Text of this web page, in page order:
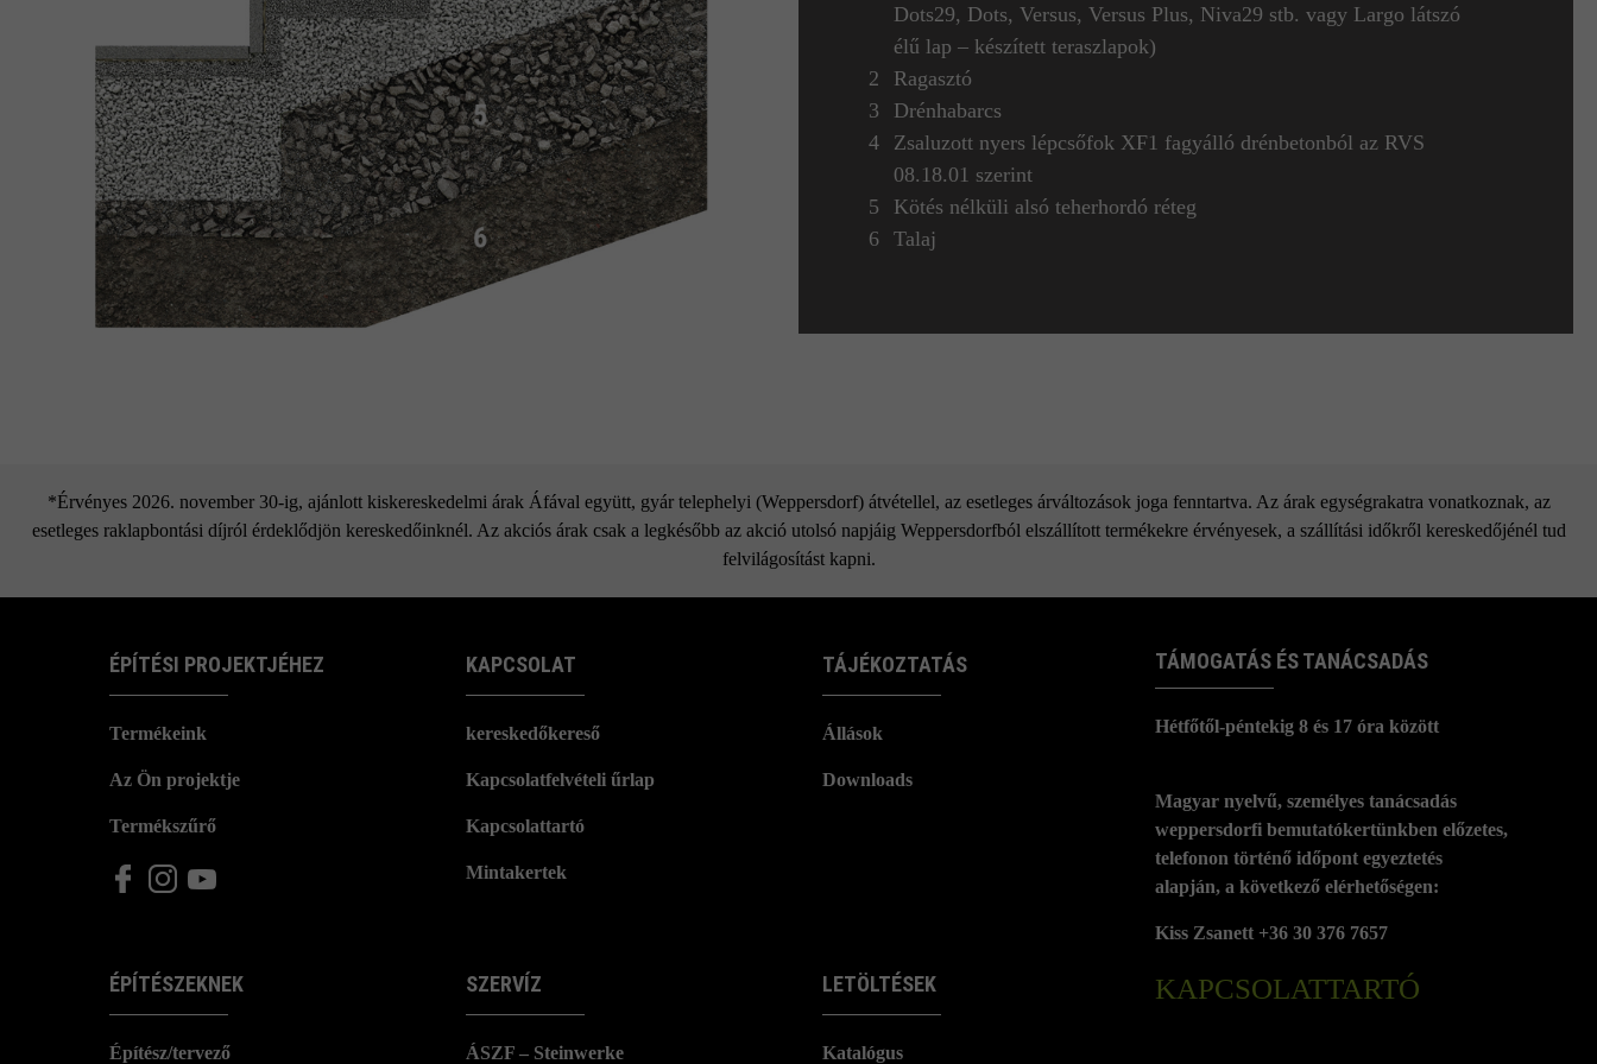
Dots29, Dots, Versus, Versus Plus, Niva29 stb. vagy Largo látszó
élű lap – készített teraszlapok)
Ragasztó
Drénhabarcs
Zsaluzott nyers lépcsőfok XF1 fagyálló drénbetonból az RVS
08.18.01 szerint
Kötés nélküli alsó teherhordó réteg
Talaj
*Érvényes 2026. november 30-ig, ajánlott kiskereskedelmi árak Áfával együtt, gyár telephelyi (Weppersdorf) átvétellel, az esetleges árváltozások joga fenntartva. Az árak egységrakatra vonatkoznak, az
esetleges raklapbontási díjról érdeklődjön kereskedőinknél. Az akciós árak csak a legkésőbb az akció utolsó napjáig Weppersdorfból elszállított termékekre érvényesek, a szállítási időkről kereskedőjénél tud
felvilágosítást kapni.
ÉPÍTÉSI PROJEKTJÉHEZ
Termékeink
Az Ön projektje
Termékszűrő
ÉPÍTÉSZEKNEK
Építész/tervező
KAPCSOLAT
kereskedőkereső
Kapcsolatfelvételi űrlap
Kapcsolattartó
Mintakertek
SZERVÍZ
ÁSZF – Steinwerke
TÁJÉKOZTATÁS
Állások
Downloads
LETÖLTÉSEK
Katalógus
TÁMOGATÁS ÉS TANÁCSADÁS
Hétfőtől-péntekig 8 és 17 óra között
KAPCSOLATTARTÓ
Magyar nyelvű, személyes tanácsadás
weppersdorfi bemutatókertünkben előzetes,
telefonon történő időpont egyeztetés
alapján, a következő elérhetőségen:
Kiss Zsanett +36 30 376 7657